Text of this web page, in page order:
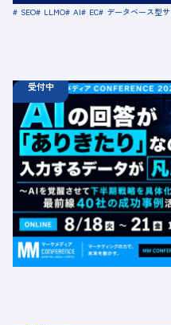
SEO LLMO AI EC データベース型
受付中
ウェビナー
【無料カンファレンス】
は、入力するデータが凡
半期戦略を具体化する、
定員数：1000名
金額：無料
場所：オンライン
BtoB